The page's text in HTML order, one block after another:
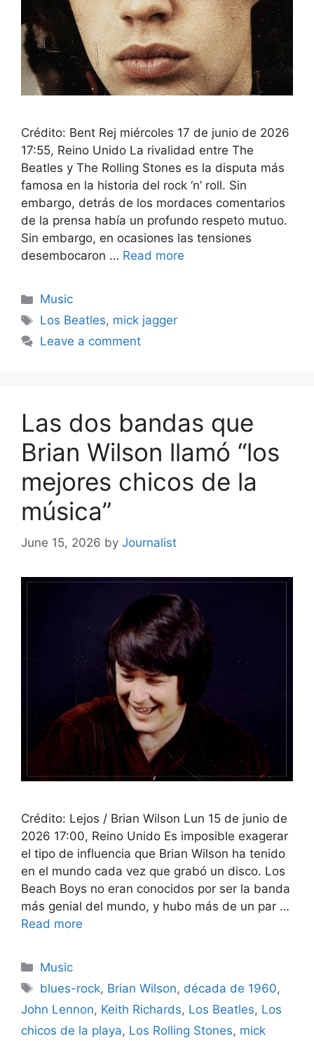
Crédito: Bent Rej miércoles 17 de junio de 2026
17:55, Reino Unido La rivalidad entre The
Beatles y The Rolling Stones es la disputa más
famosa en la historia del rock ‘n’ roll. Sin
embargo, detrás de los mordaces comentarios
de la prensa había un profundo respeto mutuo.
Sin embargo, en ocasiones las tensiones
desembocaron … Read more
Categories
Music
Tags
Los Beatles, mick jagger
Leave a comment
Las dos bandas que
Brian Wilson llamó “los
mejores chicos de la
música”
June 15, 2026 by Journalist
Crédito: Lejos / Brian Wilson Lun 15 de junio de
2026 17:00, Reino Unido Es imposible exagerar
el tipo de influencia que Brian Wilson ha tenido
en el mundo cada vez que grabó un disco. Los
Beach Boys no eran conocidos por ser la banda
más genial del mundo, y hubo más de un par …
Read more
Categories
Music
Tags
blues-rock, Brian Wilson, década de 1960,
John Lennon, Keith Richards, Los Beatles, Los
chicos de la playa, Los Rolling Stones, mick